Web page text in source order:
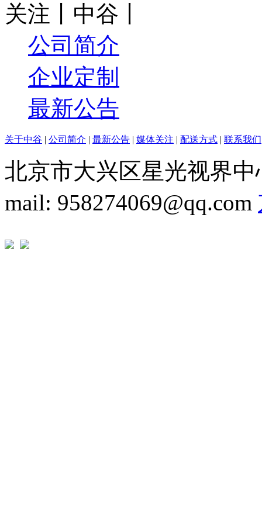
关注丨中谷丨
公司简介
企业定制
最新公告
关于中谷 | 公司简介 | 最新公告 | 媒体关注 | 配送方式 | 联系我们
北京市大兴区星光视界中
mail: 958274069@qq.com